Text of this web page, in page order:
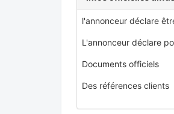
l'annonceur déclare
L'annonceur déclare
Documents officiels
Des références clients